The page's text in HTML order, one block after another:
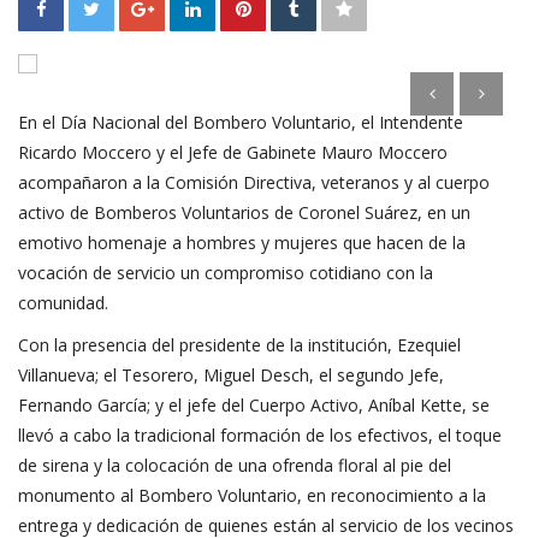
En el Día Nacional del Bombero Voluntario, el Intendente
Ricardo Moccero y el Jefe de Gabinete Mauro Moccero
acompañaron a la Comisión Directiva, veteranos y al cuerpo
activo de Bomberos Voluntarios de Coronel Suárez, en un
emotivo homenaje a hombres y mujeres que hacen de la
vocación de servicio un compromiso cotidiano con la
comunidad.
Con la presencia del presidente de la institución, Ezequiel
Villanueva; el Tesorero, Miguel Desch, el segundo Jefe,
Fernando García; y el jefe del Cuerpo Activo, Aníbal Kette, se
llevó a cabo la tradicional formación de los efectivos, el toque
de sirena y la colocación de una ofrenda floral al pie del
monumento al Bombero Voluntario, en reconocimiento a la
entrega y dedicación de quienes están al servicio de los vecinos